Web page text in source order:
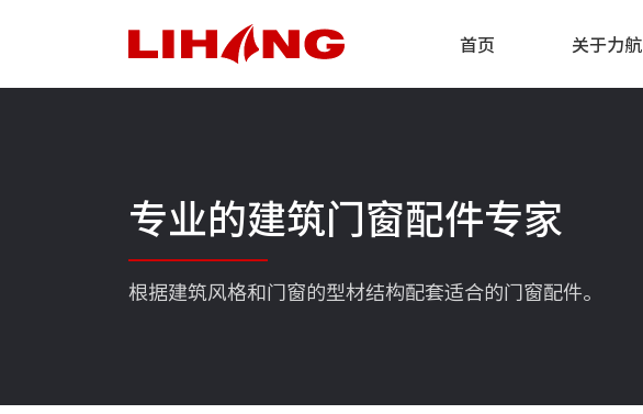
首页 关于力航
专业的建筑门窗配件专家
根据建筑风格和门窗的型材结构配套适合的门窗配件。